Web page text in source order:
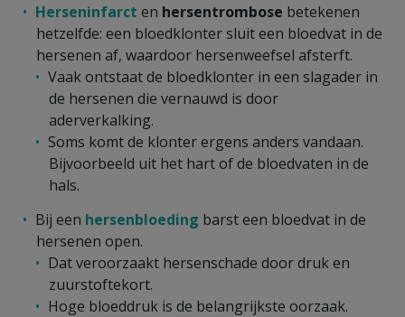
Herseninfarct en hersen­trombose betekenen
hetzelfde: een bloedklonter sluit een bloedvat in de
hersenen af, waardoor hersenweefsel afsterft.
Vaak ontstaat de bloedklonter in een slagader in
de hersenen die vernauwd is door
aderverkalking.
Soms komt de klonter ergens anders vandaan.
Bijvoorbeeld uit het hart of de bloedvaten in de
hals.
Bij een hersenbloeding barst een bloedvat in de
hersenen open.
Dat veroorzaakt hersenschade door druk en
zuurstoftekort.
Hoge bloeddruk is de belangrijkste oorzaak.